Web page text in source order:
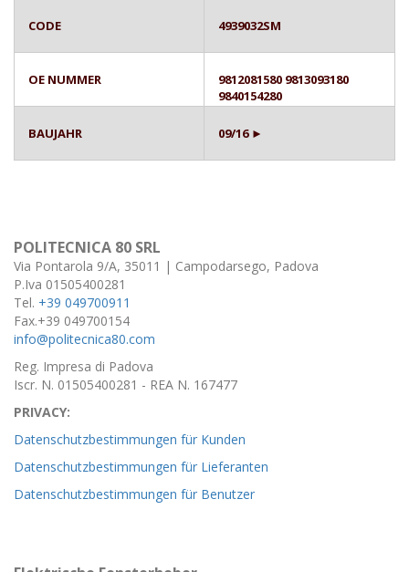
CODE 4939032SM
OE NUMMER
9812081580 9813093180
9840154280
BAUJAHR 09/16 ►
POLITECNICA 80 SRL
Via Pontarola 9/A, 35011 | Campodarsego, Padova
P.Iva 01505400281
Tel. +39 049700911
Fax.+39 049700154
info@politecnica80.com
Reg. Impresa di Padova
Iscr. N. 01505400281 - REA N. 167477
PRIVACY:
Datenschutzbestimmungen für Kunden
Datenschutzbestimmungen für Lieferanten
Datenschutzbestimmungen für Benutzer